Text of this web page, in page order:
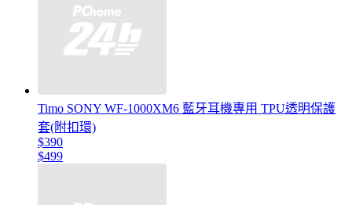
Timo SONY WF-1000XM6 藍牙耳機專用 TPU透明保護
套(附扣環)
$390
$499